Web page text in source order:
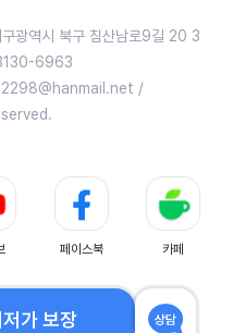
가 보장
광역시 북구 침산남로9길 20 3
6963
/